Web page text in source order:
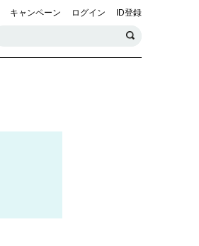
キャンペーン ログイン ID登録